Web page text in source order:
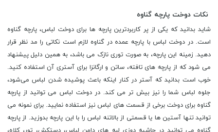
نکات دوخت پارچه گناوه
شاید بدانید که یکی از پر کاربردترین پارچه ها برای دوخت لباس، پارچه گناوه
است. در دوخت لباس با پارچه عمده در گناوه لازم است نکاتی را مد نظر قرار
دهید. زمینه این پارچه، به صورت توری نازک می باشد، به همین دلیل پیشنهاد
می شود که از پارچه های تافته، ساتن و ارگانزا برای آستری آن استفاده کنید.
خوب است بدانید که آستر در کنار اینکه باعث پوشیده شدن لباس می‌شود،
جلوه لباس شما را نیز بیش تر می کند. در دوخت لباس می توانید از پارچه
گناوه برای دوخت برخی از قسمت های لباس نیز استفاده نمایید. برای نمونه‌ می
توانید تنها آستین ها یا قسمتی از بالاتنه لباس را با این پارچه بدوزید. از پارچه